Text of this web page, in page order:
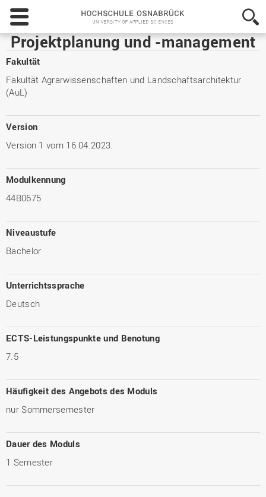
Hochschule
Osnabrück
-
University
Sciences
Projektplanung und -management
Fakultät
Fakultät Agrarwissenschaften und Landschaftsarchitektur
(AuL)
Version
Version 1 vom 16.04.2023.
Modulkennung
44B0675
Niveaustufe
Bachelor
Unterrichtssprache
Deutsch
ECTS-Leistungspunkte und Benotung
7.5
Häufigkeit des Angebots des Moduls
nur Sommersemester
Dauer des Moduls
1 Semester